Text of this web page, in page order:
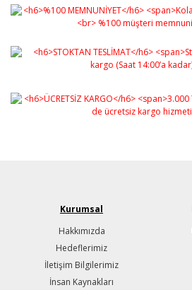
Kurumsal
Hakkımızda
Hedeflerimiz
İletişim Bilgilerimiz
İnsan Kaynakları